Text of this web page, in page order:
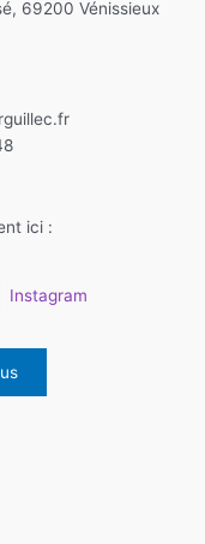
69200 Vénissieux
ici :
Instagram